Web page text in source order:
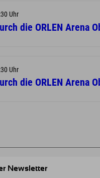
Uhr
die ORLEN Arena
Uhr
die ORLEN Arena
Newsletter